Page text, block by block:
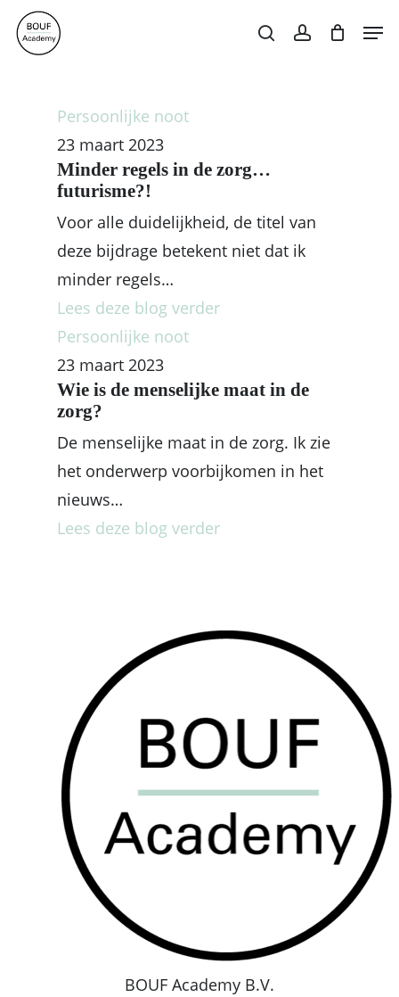
Skip
searchaccount
Close
Persoonlijke noot
23 maart 2023
Minder regels in de zorg…
futurisme?!
Voor alle duidelijkheid, de titel van
deze bijdrage betekent niet dat ik
minder regels…
Lees deze blog verder
Persoonlijke noot
23 maart 2023
Wie is de menselijke maat in de
zorg?
De menselijke maat in de zorg. Ik zie
het onderwerp voorbijkomen in het
nieuws…
Lees deze blog verder
BOUF Academy B.V.